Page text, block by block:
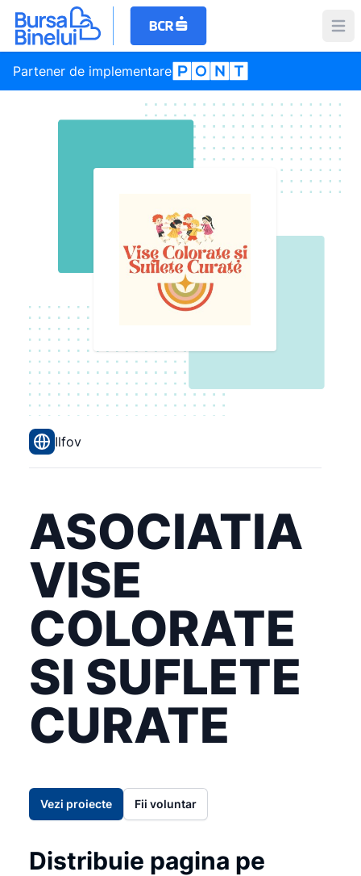
Partener de implementare
Ilfov
ASOCIATIA
VISE
COLORATE
SI SUFLETE
CURATE
Vezi proiecte Fii voluntar
Distribuie pagina pe